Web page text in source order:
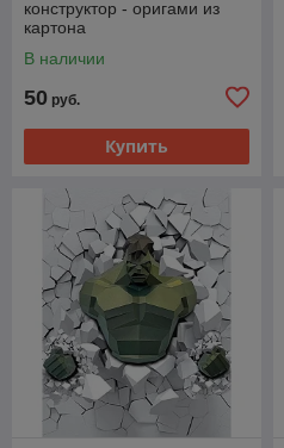
конструктор - оригами из
картона
В наличии
50 руб.
Купить